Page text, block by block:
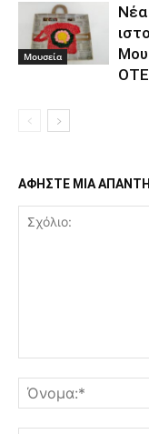
Μουσεία
Νέα
ΟΤΕ
ΑΦΗΣΤΕ ΜΙΑ